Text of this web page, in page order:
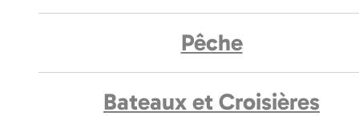
Pêche
Bateaux et Croisières